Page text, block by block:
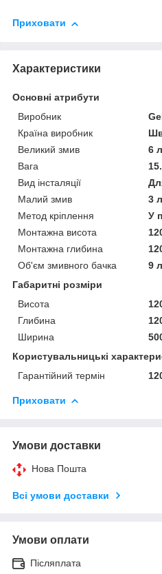
Приховати
Характеристики
Основні атрибути
Виробник
Країна виробник
Великий змив
6 л
Вага
Вид інсталяції
Малий змив
3 л
Метод кріплення
У
Монтажна висота
Монтажна глибина
Об'єм змивного бачка
9 л
Габаритні розміри
Висота
Глибина
Ширина
Користувальницькі
Гарантійний термін
Приховати
Умови доставки
Нова Пошта
Всі умови доставки
Умови оплати
Післяплата